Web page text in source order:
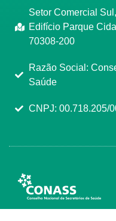
Setor Comercial
Edifício Parque
70308-200
Razão Social:
Saúde
CNPJ: 00.718.205/